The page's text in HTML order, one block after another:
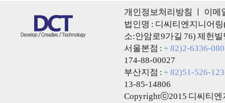
개인정보처리방침
이메
법인명 : 디씨티엔지니어
소:안암로9가길 76) 제헌빌
서울본점 : + 82)2-6336-
174-88-00027
부산지점 : + 82)51-526-
13-85-14806
Copyrightⓒ2015 디씨티엔